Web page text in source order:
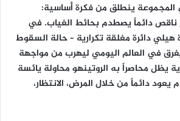
المجموعة ينطلق من فكرة أساسية:
دائماً يصطدم بحائط الغياب. في
هيلي دائرة مغلقة تكرارية – حالة السقوط
في العالم اليومي ليهرب من مواجهة
يظل محاصراً به الروتينهو محاولة يائسة
يعود دائماً من خلال المرض، الانتظار،